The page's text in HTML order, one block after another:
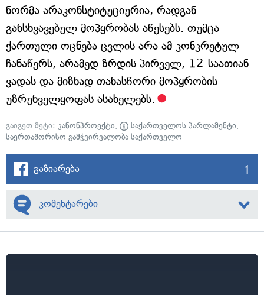
ნორმა არაკონსტიტუციურია, რადგან
განსხვავებულ მოპყრობას აწესებს. თუმცა
ქართული ოცნება ცვლის არა ამ კონკრეტულ
ჩანაწერს, არამედ ზრდის პირველ, 12-საათიან
ვადას და მიზნად თანასწორი მოპყრობის
უზრუნველყოფას ასახელებს.
გაიგეთ მეტი: კანონპროექტი, საქართველოს პარლამენტი,
საერთაშორისო გამჭვირვალობა საქართველო
გაზიარება 1
კომენტარები